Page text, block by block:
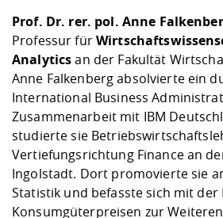
Prof. Dr. rer. pol. Anne
Professur für
Analyticsan der Fakultät
Anne Falkenberg absolvierte ein
International Business
Zusammenarbeit mit IBM
studierte sie
Vertiefungsrichtung Finance an
Ingolstadt. Dort promovierte sie
Statistik und befasste sich mit der
Konsumgüterpreisen zur